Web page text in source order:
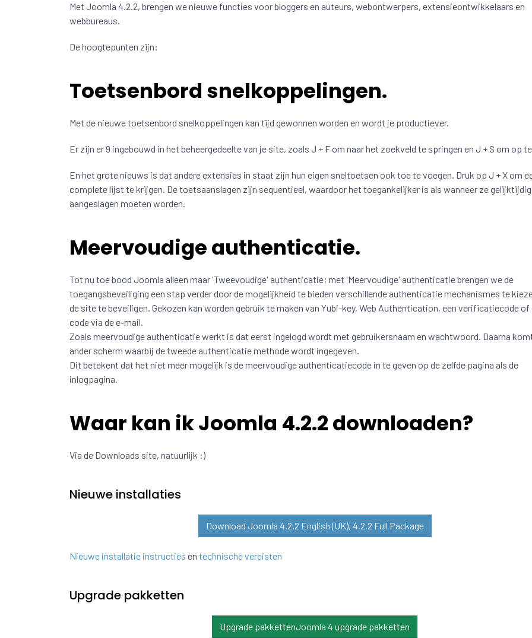
Met Joomla 4.2.2, brengen we nieuwe functies voor bloggers en auteurs, webontwerpers, extensieontwikkelaars en
webbureaus.
De hoogtepunten zijn:
Toetsenbord snelkoppelingen.
Met de nieuwe toetsenbord snelkoppelingen kan tijd gewonnen worden en wordt je productiever.
Er zijn er 9 ingebouwd in het beheergedeelte van je site, zoals J + F om naar het zoekveld te springen en J + S om op
En het grote nieuws is dat andere extensies in staat zijn hun eigen sneltoetsen ook toe te voegen. Druk op J + X om
complete lijst te krijgen. De toetsaanslagen zijn sequentieel, waardoor het toegankelijker is als wanneer ze gelijktijdig
aangeslagen moeten worden.
Meervoudige authenticatie.
Tot nu toe bood Joomla alleen maar 'Tweevoudige' authenticatie; met 'Meervoudige' authenticatie brengen we de
toegangsbeveiliging een stap verder door de mogelijkheid te bieden verschillende authenticatie mechanismes te
de site te beveiligen. Gekozen kan worden gebruik te maken van Yubi-key, Web Authentication, een verificatiecode of
code via de e-mail.
Zoals meervoudige authenticatie werkt is dat eerst ingelogd wordt met gebruikersnaam en wachtwoord. Daarna
ander scherm waarbij de tweede authenticatie methode wordt ingegeven.
Dit betekent dat het niet meer mogelijk is de meervoudige authenticatiecode in te geven op de zelfde pagina als de
inlogpagina.
Waar kan ik Joomla 4.2.2 downloaden?
Via de Downloads site, natuurlijk :)
Nieuwe installaties
Download Joomla 4.2.2 English (UK), 4.2.2 Full Package
Nieuwe installatie instructies en technische vereisten
Upgrade pakketten
Upgrade pakkettenJoomla 4 upgrade pakketten